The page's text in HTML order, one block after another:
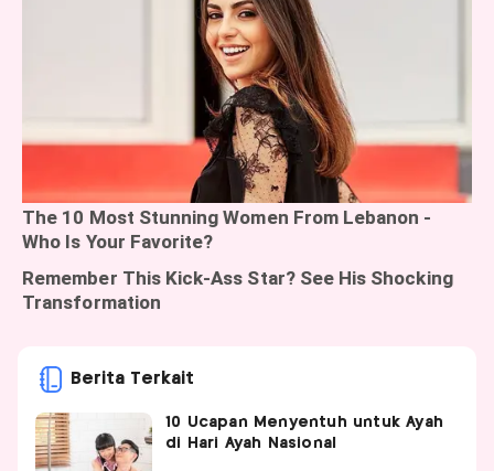
Berita Terkait
10 Ucapan Menyentuh untuk Ayah
di Hari Ayah Nasional